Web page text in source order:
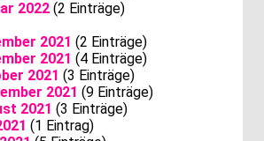
2022 (2 Einträge)
2021 (2 Einträge)
2021 (4 Einträge)
2021 (3 Einträge)
2021 (9 Einträge)
2021 (3 Einträge)
(1 Eintrag)